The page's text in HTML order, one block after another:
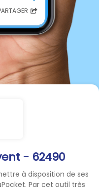
- 62490
à disposition de ses
Par cet outil très